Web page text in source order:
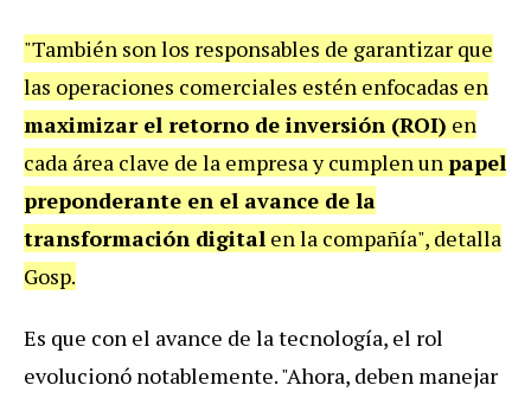
"También son los responsables de garantizar que
las operaciones comerciales estén enfocadas en
maximizar el retorno de inversión (ROI) en
cada área clave de la empresa y cumplen unpapel
preponderante en el avance de la
transformación digital en la compañía", detalla
Gosp.
Es que con el avance de la tecnología, el rol
evolucionó notablemente. "Ahora, deben manejar